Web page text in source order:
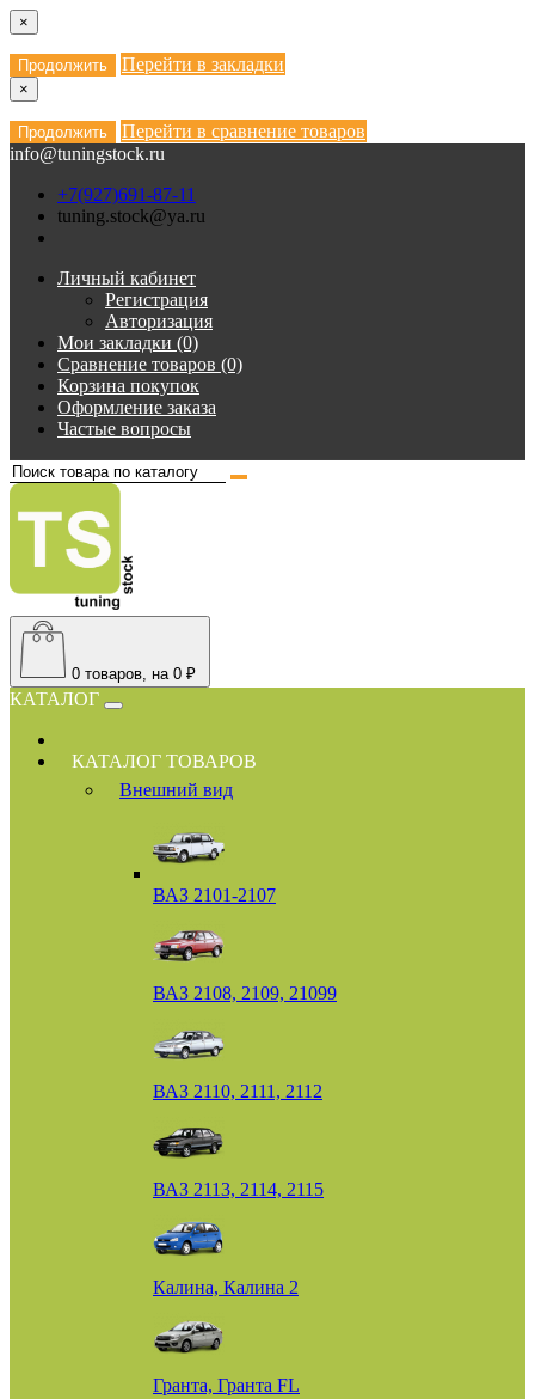
×
Продолжить Перейти в закладки
×
Продолжить
Перейти в сравнение товаров
info@tuningstock.ru
+7(927)691-87-11
tuning.stock@ya.ru
Личный кабинет
Регистрация
Авторизация
Мои закладки (0)
Сравнение товаров (0)
Корзина покупок
Оформление заказа
Частые вопросы
0 товаров, на 0 ₽
КАТАЛОГ
КАТАЛОГ ТОВАРОВ
Внешний вид
ВАЗ 2101-2107
ВАЗ 2108, 2109, 21099
ВАЗ 2110, 2111, 2112
ВАЗ 2113, 2114, 2115
Калина, Калина 2
Гранта, Гранта FL